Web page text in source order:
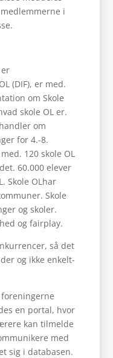
i
(DIF), er med.
om Skole
skole OL er.
om
for 4.-8.
120 skole OL
60.000 elever
Skole OLhar
Skole
og skoler.
og fairplay.
så det
og ikke enkelt-
en portal, hvor
kan tilmelde
med
sig i databasen.